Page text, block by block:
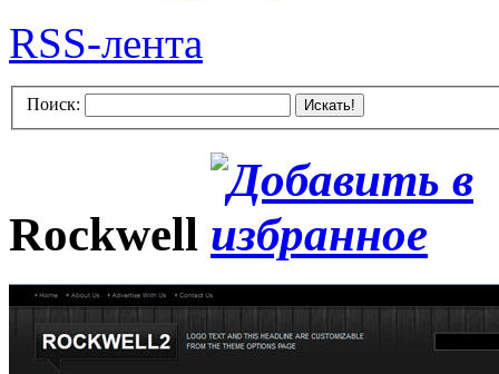
RSS-лента
Поиск: Искать!
Rockwell